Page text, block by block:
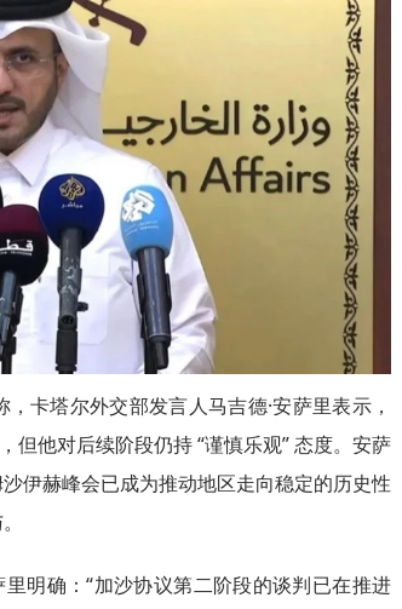
卡塔尔外交部发言人马吉德·安萨里表示，
但他对后续阶段仍持 “谨慎乐观” 态度。安萨
伊赫峰会已成为推动地区走向稳定的历史性
明确：“加沙协议第二阶段的谈判已在推进